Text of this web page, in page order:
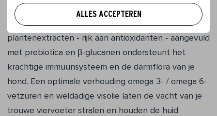
ALLES ACCEPTEREN
voor doggo's die een kleiner brokje verkiezen. Het
toevoegen van een unieke blend van
plantenextracten - rijk aan antioxidanten - aangevuld
met prebiotica en β-glucanen ondersteunt het
krachtige immuunsysteem en de darmflora van je
hond. Een optimale verhouding omega 3- / omega 6-
vetzuren en weldadige visolie laten de vacht van je
trouwe viervoeter stralen en houden de huid